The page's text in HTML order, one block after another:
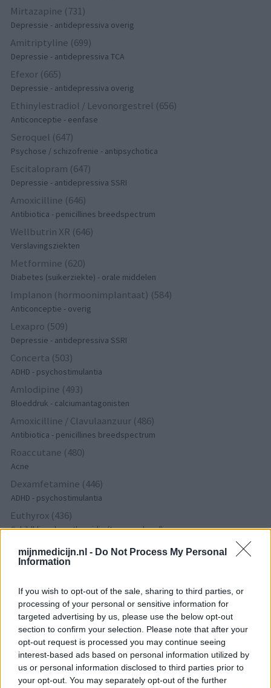
mijnmedicijn.nl - Do Not Process My Personal
Information
If you wish to opt-out of the sale, sharing to third parties, or
processing of your personal or sensitive information for
targeted advertising by us, please use the below opt-out
section to confirm your selection. Please note that after your
opt-out request is processed you may continue seeing
interest-based ads based on personal information utilized by
us or personal information disclosed to third parties prior to
your opt-out. You may separately opt-out of the further
Mirtazapine (731)
Depressie - antidepressiva overig
Amitriptyline (699)
Depressie - antidepressiva TCA
Efexor (665)
Depressie - antidepressiva overig
Ethinylestradiol / Levonorgestrel (656)
Anticonceptie - eenfase
Seroquel (647)
Psychose / schizofrenie - antipsychotica
Escitalopram (647)
Depressie - antidepressiva SSRI
Amoxicilline (646)
Antibiotica - penicillines breedspectrum
Wellbutrin XR (646)
Verslavingsziekten
Metformine (620)
Diabetes (suikerziekte) - orale middelen
Implanon (hormoonimplantaat) (584)
Anticonceptie - overig
Lexapro (509)
Depressie - antidepressiva SSRI
Concerta (503)
ADHD - psychostimulantia
Amlodipine (493)
Bloeddruk - calciumantagonisten
Amoxicilline / Clavulaanzuur (486)
Antibiotica - penicillines breedspectrum
Roaccutane (480)
Acne
Dexamfetamine (446)
ADHD - psychostimulantia
Euthyrox (436)
Schildklier - hypothyroidie (traagwerkend)
goedkeuring, om zo te voldoen aan onze standaarden wat betreft
een review voor een medicijn. Voor het delen van ervaringen is
geen medische kennis noodzakelijk. Op deze manier geven de
reviews alleen een beeld van de ervaring van de schrijvers en niet
die van de eigenaar van deze website. Denk er aan dat de
ervaringen kunnen verschillen van persoon tot persoon en dat u
voor medisch advies altijd contact op moet nemen met uw arts of